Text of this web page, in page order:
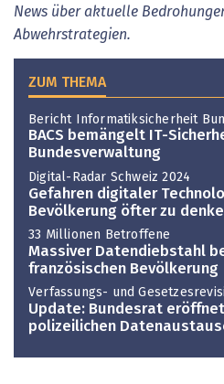
News über aktuelle
Abwehrstrategien.
ZUM THEMA
Bericht Informatiksicherheit
BACS bemängelt IT-
Bundesverwaltung
Digital-Radar Schweiz 2024
Gefahren digitaler
Bevölkerung öfter zu
33 Millionen Betroffene
Massiver Datendiebstahl
französischen Bevölkerung
Verfassungs- und
Update: Bundesrat
polizeilichen